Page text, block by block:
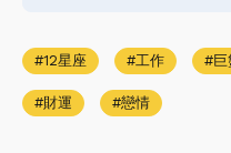
12星座 工作
財運 戀情